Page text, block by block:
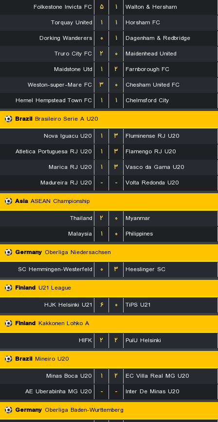
Folkestone Invicta FC ۵ ۱
Walton & Hersham
Torquay United
۱ ۱
Horsham FC
Dorking Wanderers
۰ ۱
Dagenham & Redbridge
Truro City FC
۲ ۰
Maidenhead United
Maidstone Utd
۱ ۲
Farnborough FC
Weston-super-Mare FC
۳ ۰
Chesham United FC
Hemel Hempstead Town FC
۱ ۱
Chelmsford City
Brazil Brasileiro Serie A U20
Nova Iguacu U20
۱ ۳
Fluminense RJ U20
Atletica Portuguesa RJ U20
۱ ۳
Flamengo RJ U20
Marica RJ U20
۱ ۳
Vasco da Gama U20
Madureira RJ U20
- -
Volta Redonda U20
Asia ASEAN Championship
Thailand
۲ ۰
Myanmar
Malaysia
۱ ۰
Philippines
Germany Oberliga Niedersachsen
SC Hemmingen-Westerfeld
۰ ۳
Heeslinger SC
Finland U21 League
HJK Helsinki U21
۶ ۰
TiPS U21
Finland Kakkonen Lohko A
HIFK
۲ ۲
PuiU Helsinki
Brazil Mineiro U20
Minas Boca U20
۱ ۲
EC Villa Real MG U20
AE Uberabinha MG U20
- -
Inter De Minas U20
Germany Oberliga Baden-Wurttemberg